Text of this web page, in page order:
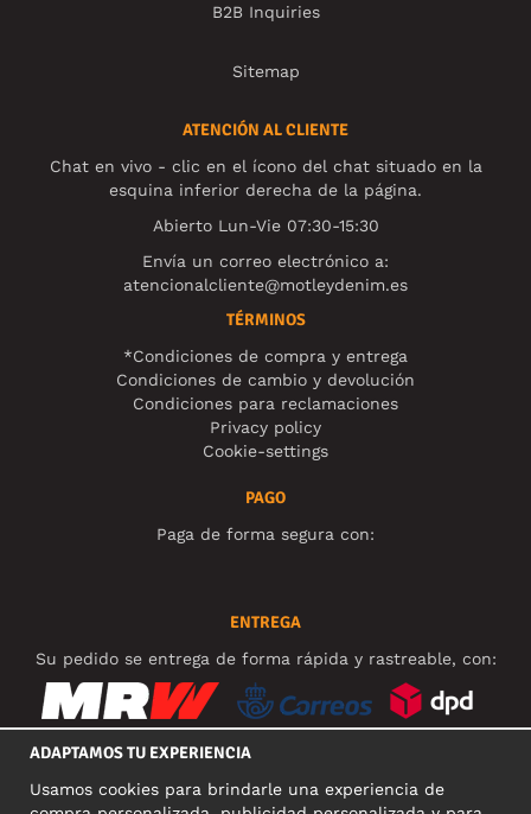
B2B Inquiries
Sitemap
ATENCIÓN AL CLIENTE
Chat en vivo - clic en el ícono del chat situado en la
esquina inferior derecha de la página.
Abierto Lun-Vie 07:30-15:30
Envía un correo electrónico a:
atencionalcliente@motleydenim.es
TÉRMINOS
*Condiciones de compra y entrega
Condiciones de cambio y devolución
Condiciones para reclamaciones
Privacy policy
Cookie-settings
PAGO
Paga de forma segura con:
ENTREGA
Su pedido se entrega de forma rápida y rastreable, con:
REDES SOCIALES
ADAPTAMOS TU EXPERIENCIA
Usamos cookies para brindarle una experiencia de